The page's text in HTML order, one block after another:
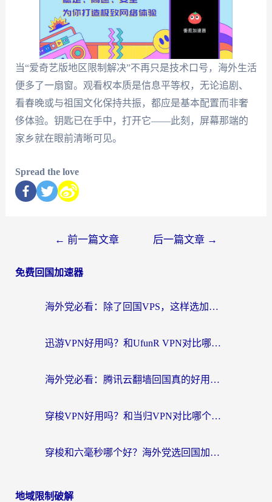
当“爱奇艺版地区限制解决”不再只是技术口号，海外生活
便多了一扇窗。观看权本质是信息平等权，无论追剧、
看春晚或与祖国文化保持共振，都应是基本配置而非奢
侈体验。钥匙已在手中，打开它——此刻，屏幕那端的
家乡就在眼前清晰可见。
Spread the love
← 前一篇文章 后一篇文章 →
免费回国加速器
海外党必看：除了回国VPS，这样选加速器也能无缝刷国内资源？
迅游VPN好用吗？和UfunR VPN对比哪个回国效果更好？海外党亲测避坑指南
海外党必看：腾讯云翻墙回国真的好用吗？+ 3步选对回国加速器指南
穿梭VPN好用吗？和当归VPN对比哪个回国效果更好？海外党亲测实用指南
穿梭和六毫秒哪个好？海外党选回国加速器的避坑指南，附番茄加速器实测
地域限制破解